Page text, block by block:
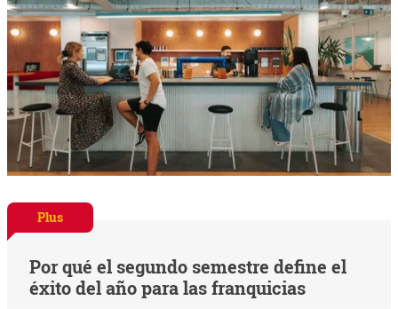
Plus
Por qué el segundo semestre define el
éxito del año para las franquicias